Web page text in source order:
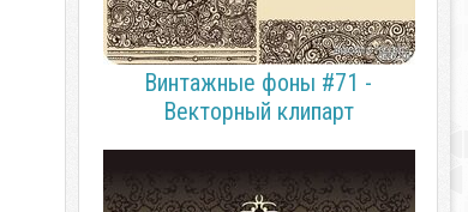
Винтажные фоны #71 -
Векторный клипарт